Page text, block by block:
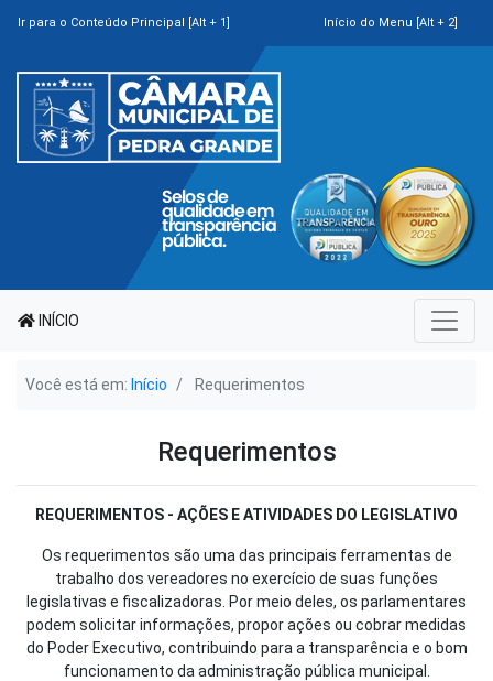
Ir para o Conteúdo Principal [Alt + 1] Início do Menu [Alt + 2]
INÍCIO
Você está em: Início Requerimentos
Requerimentos
REQUERIMENTOS - AÇÕES E ATIVIDADES DO LEGISLATIVO
Os requerimentos são uma das principais ferramentas de
trabalho dos vereadores no exercício de suas funções
legislativas e fiscalizadoras. Por meio deles, os parlamentares
podem solicitar informações, propor ações ou cobrar medidas
do Poder Executivo, contribuindo para a transparência e o bom
funcionamento da administração pública municipal.